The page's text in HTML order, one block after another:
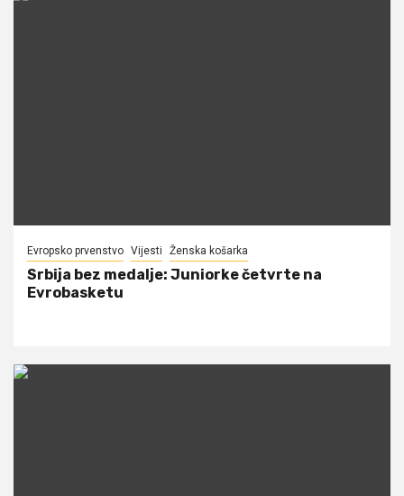
Evropsko prvenstvo Vijesti Ženska košarka
Srbija bez medalje: Juniorke četvrte na
Evrobasketu